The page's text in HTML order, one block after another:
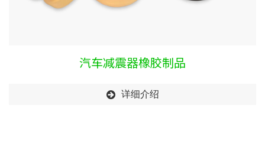
汽车减震器橡胶制品
详细介绍